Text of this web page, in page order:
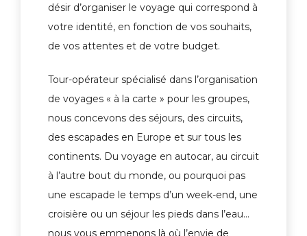
désir d’organiser le voyage qui correspond à
votre identité, en fonction de vos souhaits,
de vos attentes et de votre budget.
Tour-opérateur spécialisé dans l’organisation
de voyages « à la carte » pour les groupes,
nous concevons des séjours, des circuits,
des escapades en Europe et sur tous les
continents. Du voyage en autocar, au circuit
à l’autre bout du monde, ou pourquoi pas
une escapade le temps d’un week-end, une
croisière ou un séjour les pieds dans l’eau…
nous vous emmenons là où l’envie de